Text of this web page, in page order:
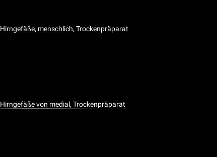
Hirngefäße, menschlich, Trockenpräparat
Hirngefäße von medial, Trockenpräparat